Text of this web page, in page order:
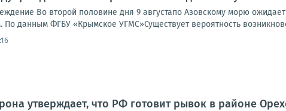
Во второй половине дня 9 августапо Азовскому морю
По данным ФГБУ «Крымское УГМС»Существует вероятность
утверждает, что РФ готовит рывок в районе